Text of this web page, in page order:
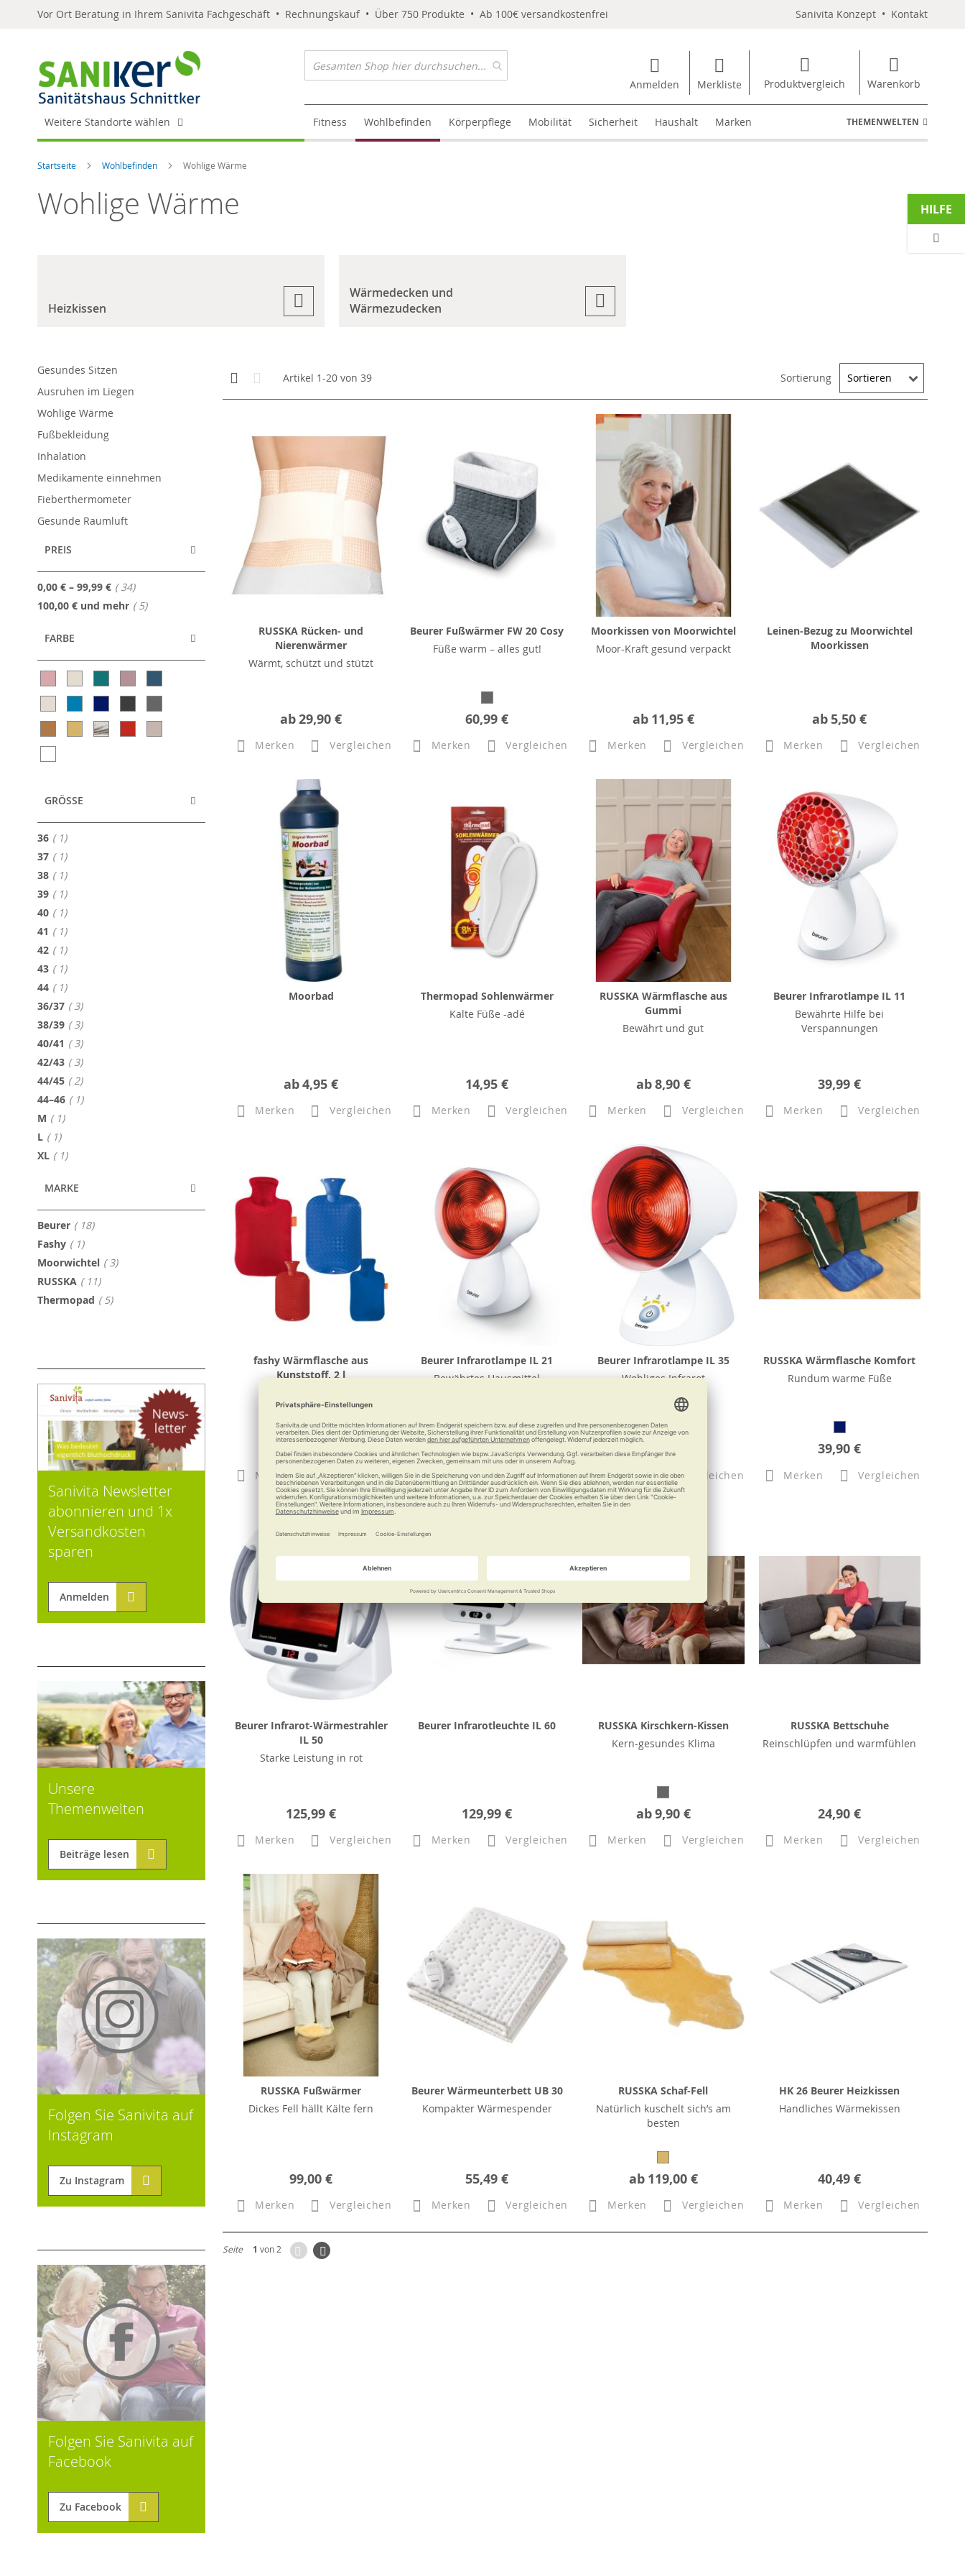
Vor Ort Beratung in Ihrem Sanivita Fachgeschäft • Rechnungskauf • Über 750 Produkte • Ab 100€ versandkostenfrei Sanivita Konzept • Kontakt
Anmelden Merkliste Produktvergleich Warenkorb
Weitere Standorte wählen Fitness Wohlbefinden Körperpflege Mobilität Sicherheit Haushalt Marken THEMENWELTEN
Startseite Wohlbefinden Wohlige Wärme
Wohlige Wärme
Heizkissen
Wärmedecken und
Wärmezudecken
Anzeigen
als
Kachelansicht
Artikel 1-20 von39 Sortierung
RUSSKA Rücken- und
Nierenwärmer
Wärmt, schützt und stützt
ab29,90 €
Merken Vergleichen
Beurer Fußwärmer FW 20 Cosy
Füße warm – alles gut!
60,99 €
Merken Vergleichen
Moorkissen von Moorwichtel
Moor-Kraft gesund verpackt
ab 11,95 €
Merken Vergleichen
Leinen-Bezug zu Moorwichtel
Moorkissen
ab 5,50 €
Merken Vergleichen
Moorbad
ab4,95 €
Merken Vergleichen
Thermopad Sohlenwärmer
Kalte Füße -adé
14,95 €
Merken Vergleichen
RUSSKA Wärmflasche aus
Gummi
Bewährt und gut
ab8,90 €
Merken Vergleichen
Beurer Infrarotlampe IL 11
Bewährte Hilfe bei
Verspannungen
39,99 €
Merken Vergleichen
fashy Wärmflasche aus
Kunststoff, 2 l
ab9,90 €
Merken Vergleichen
Beurer Infrarotlampe IL 21
Bewährtes Hausmittel
65,99 €
Merken Vergleichen
Beurer Infrarotlampe IL 35
Wohliges Infrarot
85,49 €
Merken Vergleichen
RUSSKA Wärmflasche Komfort
Rundum warme Füße
39,90 €
Merken Vergleichen
Beurer Infrarot-Wärmestrahler
IL 50
Starke Leistung in rot
125,99 €
Merken Vergleichen
Beurer Infrarotleuchte IL 60
129,99 €
Merken Vergleichen
RUSSKA Kirschkern-Kissen
Kern-gesundes Klima
ab9,90 €
Merken Vergleichen
RUSSKA Bettschuhe
Reinschlüpfen und warmfühlen
24,90 €
Merken Vergleichen
RUSSKA Fußwärmer
Dickes Fell hällt Kälte fern
99,00 €
Merken Vergleichen
Beurer Wärmeunterbett UB 30
Kompakter Wärmespender
55,49 €
Merken Vergleichen
RUSSKA Schaf-Fell
Natürlich kuschelt sich’s am
besten
ab 119,00 €
Merken Vergleichen
HK 26 Beurer Heizkissen
Handliches Wärmekissen
40,49 €
Merken Vergleichen
Seite 1 von 2 ZurückSeite
Weiter
Gesundes Sitzen
Ausruhen im Liegen
Wohlige Wärme
Fußbekleidung
Inhalation
Medikamente einnehmen
Fieberthermometer
Gesunde Raumluft
PREIS
0,00 € – 99,99 € 34Artikel
100,00 € und mehr 5Artikel
FARBE
GRÖSSE
36 1Artikel
37 1Artikel
38 1Artikel
39 1Artikel
40 1Artikel
41 1Artikel
42 1Artikel
43 1Artikel
44 1Artikel
36/37 3Artikel
38/39 3Artikel
40/41 3Artikel
42/43 3Artikel
44/45 2Artikel
44–46 1Artikel
M 1Artikel
L 1Artikel
XL 1Artikel
MARKE
Beurer 18Artikel
Fashy 1Artikel
Moorwichtel 3Artikel
RUSSKA 11Artikel
Thermopad 5Artikel
Sanivita Newsletter
abonnieren und 1x
Versandkosten
sparen
Anmelden
Unsere
Themenwelten
Beiträge lesen
Folgen Sie Sanivita auf
Instagram
Zu Instagram
Folgen Sie Sanivita auf
Facebook
Zu Facebook
HILFE